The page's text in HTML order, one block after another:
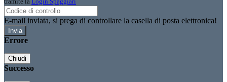
E-mail inviata, si prega di controllare la casella di posta elettronica!
Errore
Chiudi
Successo